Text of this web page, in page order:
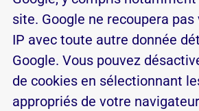
site. Google ne re­cou­pera
IP avec toute autre donnée
Google. Vous pouvez
de co­okies en sé­lec­tion­nant
ap­pro­priés de votre